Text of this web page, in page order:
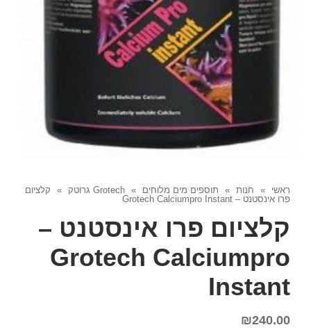
ראשי » חנות » תוספים מים מלוחים » Grotech גרוטק »
קלציום
פרו אינסטנט – Grotech Calciumpro Instant
קלציום פרו אינסטנט –
Grotech Calciumpro
Instant
₪240.00